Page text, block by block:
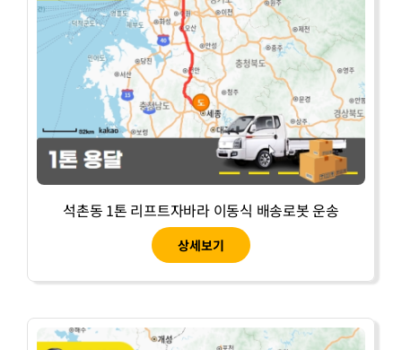
석촌동 1톤 리프트자바라 이동식 배송로봇 운송
상세보기